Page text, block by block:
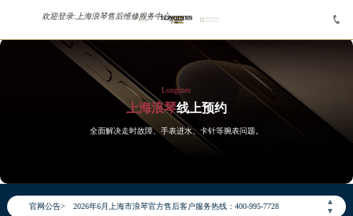
欢迎登录: 上海浪琴售后维修服务中心 
Longines
上海浪琴线上预约
全面解决走时故障、手表进水、卡针等腕表问题。
官网公告>
▲
▼
2026年6月上海市浪琴官方售后客户服务热线：400-995-7728
2026年6月浪琴售后服务中心最新网点地址：